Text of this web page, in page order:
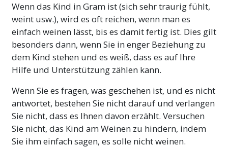
Wenn das Kind in Gram ist (sich sehr traurig fühlt,
weint usw.), wird es oft reichen, wenn man es
einfach weinen lässt, bis es damit fertig ist. Dies gilt
besonders dann, wenn Sie in enger Beziehung zu
dem Kind stehen und es weiß, dass es auf Ihre
Hilfe und Unterstützung zählen kann.
Wenn Sie es fragen, was geschehen ist, und es nicht
antwortet, bestehen Sie nicht darauf und verlangen
Sie nicht, dass es Ihnen davon erzählt. Versuchen
Sie nicht, das Kind am Weinen zu hindern, indem
Sie ihm einfach sagen, es solle nicht weinen.